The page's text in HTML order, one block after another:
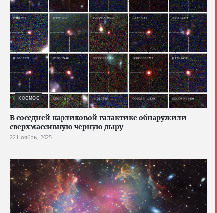
КОСМОС
В соседней карликовой галактике обнаружили
сверхмассивную чёрную дыру
22 Ноябрь, 2025